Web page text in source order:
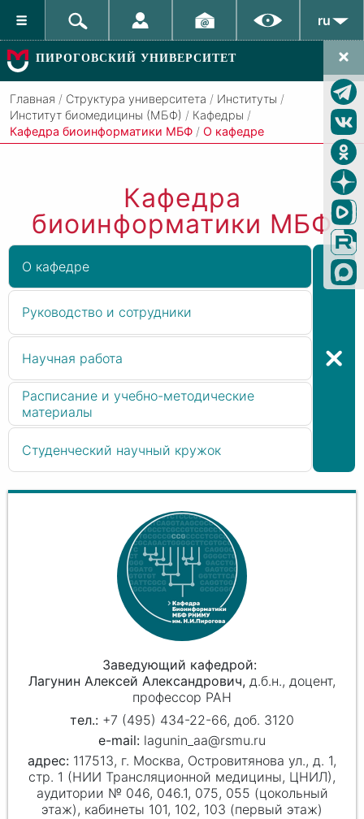
ru
ПИРОГОВСКИЙ УНИВЕРСИТЕТ
Главная / Структура университета / Институты /
Институт биомедицины (МБФ) / Кафедры /
Кафедра биоинформатики МБФ / О кафедре
Кафедра
биоинформатики МБФ
О кафедре
Руководство и сотрудники
Научная работа
Расписание и учебно-методические
материалы
Студенческий научный кружок
Заведующий кафедрой
Лагунин Алексей Александрович д.б.н., доцент,
профессор РАН
+7 (495) 434-22-66, доб. 3120
lagunin_aa@rsmu.ru
117513, г. Москва, Островитянова ул., д. 1,
стр. 1 (НИИ Трансляционной медицины, ЦНИЛ),
аудитории № 046, 046.1, 075, 055 (цокольный
этаж), кабинеты 101, 102, 103 (первый этаж)